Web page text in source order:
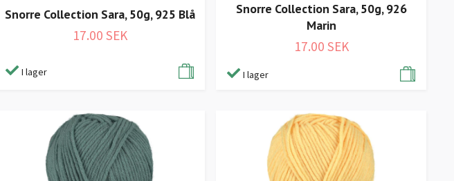
Snorre Collection Sara, 50g, 925 Blå
17.00 SEK
I lager
Snorre Collection Sara, 50g, 926
Marin
17.00 SEK
I lager